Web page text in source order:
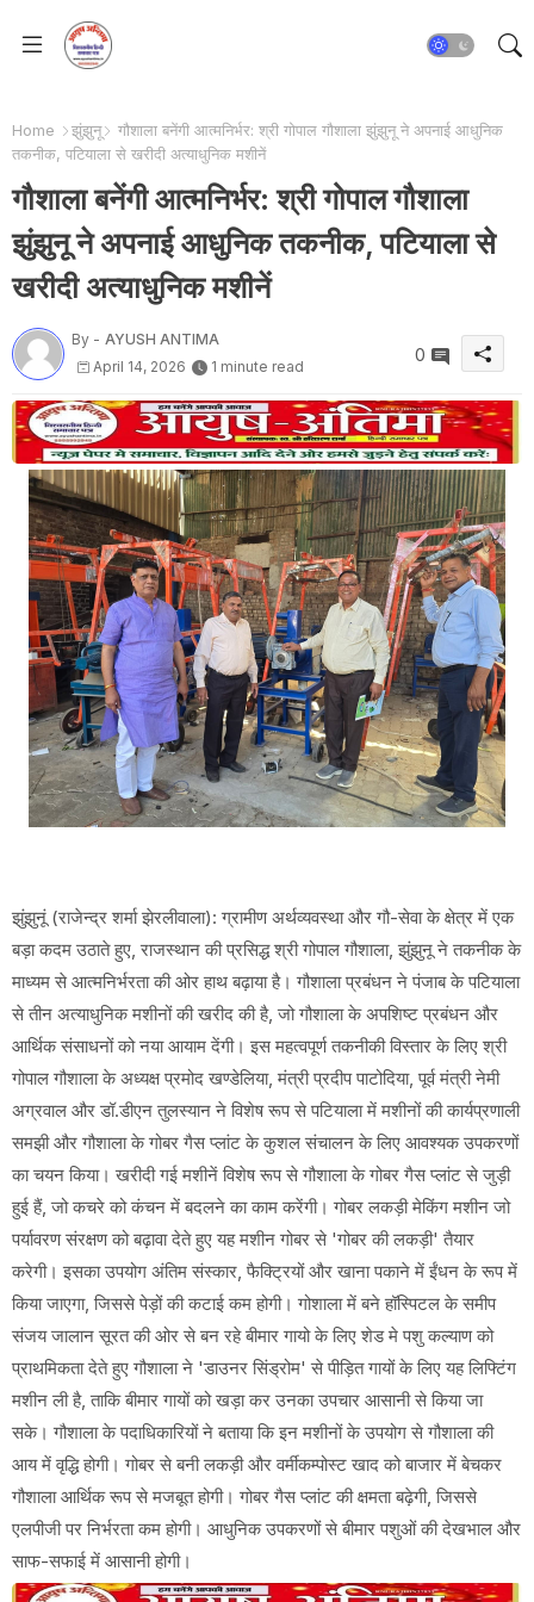
Home झुंझुनू
गौशाला बनेंगी आत्मनिर्भर: श्री गोपाल गौशाला झुंझुनू ने अपनाई आधुनिक
तकनीक, पटियाला से खरीदी अत्याधुनिक मशीनें
गौशाला बनेंगी आत्मनिर्भर: श्री गोपाल गौशाला
झुंझुनू ने अपनाई आधुनिक तकनीक, पटियाला से
खरीदी अत्याधुनिक मशीनें
By - AYUSH ANTIMA
April 14, 2026
1 minute read
0
झुंझुनूं (राजेन्द्र शर्मा झेरलीवाला): ग्रामीण अर्थव्यवस्था और गौ-सेवा के क्षेत्र में एक
बड़ा कदम उठाते हुए, राजस्थान की प्रसिद्ध श्री गोपाल गौशाला, झुंझुनू ने तकनीक के
माध्यम से आत्मनिर्भरता की ओर हाथ बढ़ाया है। गौशाला प्रबंधन ने पंजाब के पटियाला
से तीन अत्याधुनिक मशीनों की खरीद की है, जो गौशाला के अपशिष्ट प्रबंधन और
आर्थिक संसाधनों को नया आयाम देंगी। इस महत्वपूर्ण तकनीकी विस्तार के लिए श्री
गोपाल गौशाला के अध्यक्ष प्रमोद खण्डेलिया, मंत्री प्रदीप पाटोदिया, पूर्व मंत्री नेमी
अग्रवाल और डॉ.डीएन तुलस्यान ने विशेष रूप से पटियाला में मशीनों की कार्यप्रणाली
समझी और गौशाला के गोबर गैस प्लांट के कुशल संचालन के लिए आवश्यक उपकरणों
का चयन किया। खरीदी गई मशीनें विशेष रूप से गौशाला के गोबर गैस प्लांट से जुड़ी
हुई हैं, जो कचरे को कंचन में बदलने का काम करेंगी। गोबर लकड़ी मेकिंग मशीन जो
पर्यावरण संरक्षण को बढ़ावा देते हुए यह मशीन गोबर से 'गोबर की लकड़ी' तैयार
करेगी। इसका उपयोग अंतिम संस्कार, फैक्ट्रियों और खाना पकाने में ईंधन के रूप में
किया जाएगा, जिससे पेड़ों की कटाई कम होगी। गोशाला में बने हॉस्पिटल के समीप
संजय जालान सूरत की ओर से बन रहे बीमार गायो के लिए शेड मे पशु कल्याण को
प्राथमिकता देते हुए गौशाला ने 'डाउनर सिंड्रोम' से पीड़ित गायों के लिए यह लिफ्टिंग
मशीन ली है, ताकि बीमार गायों को खड़ा कर उनका उपचार आसानी से किया जा
सके। गौशाला के पदाधिकारियों ने बताया कि इन मशीनों के उपयोग से गौशाला की
आय में वृद्धि होगी। गोबर से बनी लकड़ी और वर्मीकम्पोस्ट खाद को बाजार में बेचकर
गौशाला आर्थिक रूप से मजबूत होगी। गोबर गैस प्लांट की क्षमता बढ़ेगी, जिससे
एलपीजी पर निर्भरता कम होगी। आधुनिक उपकरणों से बीमार पशुओं की देखभाल और
साफ-सफाई में आसानी होगी।